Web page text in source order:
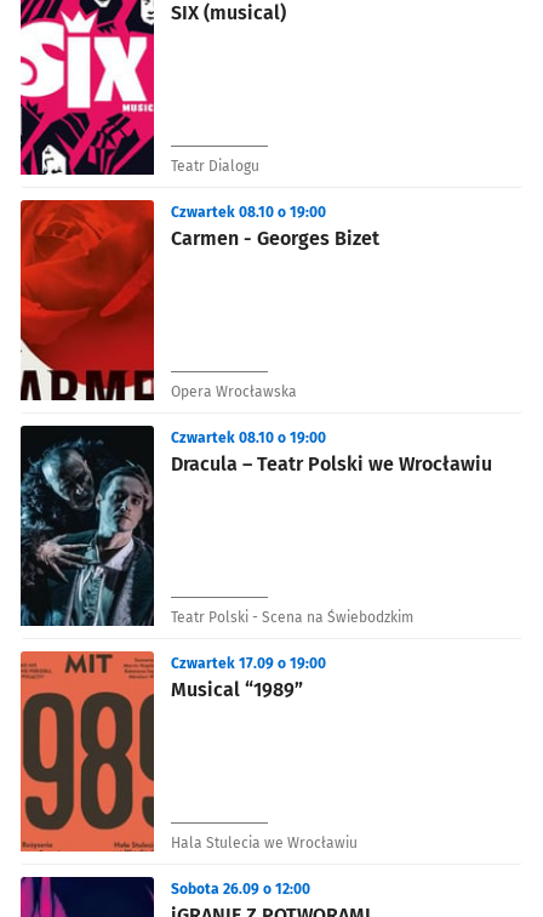
SIX (musical)
Teatr Dialogu
Carmen - Georges Bizet
Czwartek 08.10 o 19:00
Opera Wrocławska
Dracula – Teatr Polski we Wrocławiu
Czwartek 08.10 o 19:00
Teatr Polski - Scena na Świebodzkim
Musical “1989”
Czwartek 17.09 o 19:00
Hala Stulecia we Wrocławiu
Sobota 26.09 o 12:00